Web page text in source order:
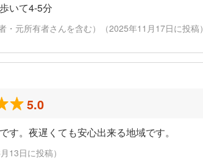
いて4-5分
元所有者さんを含む）（2025年11月17日に投稿）
5.0
す。夜遅くても安心出来る地域です。
13日に投稿）